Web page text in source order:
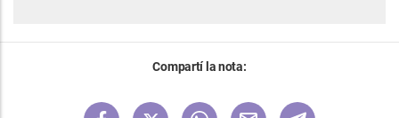
Compartí la nota: